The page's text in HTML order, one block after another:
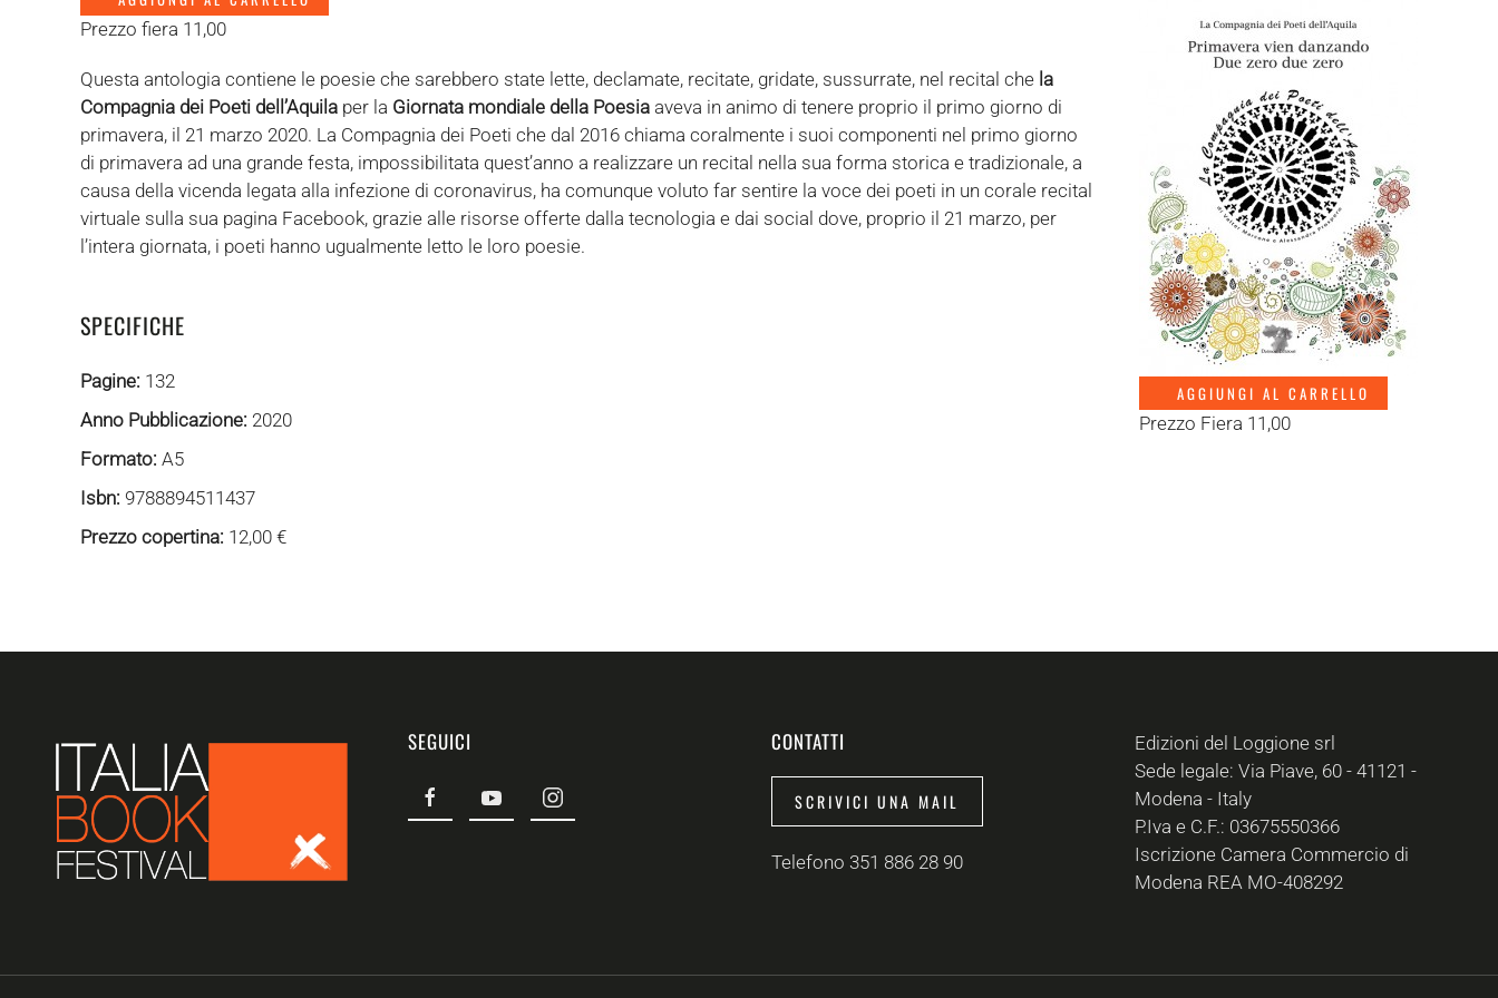
AGGIUNGI AL CARRELLO
Prezzo Fiera 11,00
Prezzo fiera 11,00
Questa antologia contiene le poesie che sarebbero state lette, declamate, recitate, gridate, sussurrate, nel recital che la
Compagnia dei Poeti dell’Aquila per la Giornata mondiale della Poesia aveva in animo di tenere proprio il primo giorno di
primavera, il 21 marzo 2020. La Compagnia dei Poeti che dal 2016 chiama coralmente i suoi componenti nel primo giorno
di primavera ad una grande festa, impossibilitata quest’anno a realizzare un recital nella sua forma storica e tradizionale, a
causa della vicenda legata alla infezione di coronavirus, ha comunque voluto far sentire la voce dei poeti in un corale recital
virtuale sulla sua pagina Facebook, grazie alle risorse offerte dalla tecnologia e dai social dove, proprio il 21 marzo, per
l’intera giornata, i poeti hanno ugualmente letto le loro poesie.
SPECIFICHE
Pagine: 132
Anno Pubblicazione: 2020
Formato: A5
Isbn: 9788894511437
Prezzo copertina: 12,00 €
SEGUICI CONTATTI
SCRIVICI UNA MAIL
Telefono 351 886 28 90
Edizioni del Loggione srl
Sede legale: Via Piave, 60 - 41121 -
Modena - Italy
P.Iva e C.F.: 03675550366
Iscrizione Camera Commercio di
Modena REA MO-408292